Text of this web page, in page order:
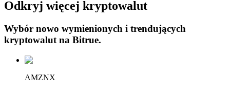
Automatyczna inwestycja
Odkryj więcej kryptowalut
Wybór nowo wymienionych i trendujących
kryptowalut na Bitrue.
AMZNX